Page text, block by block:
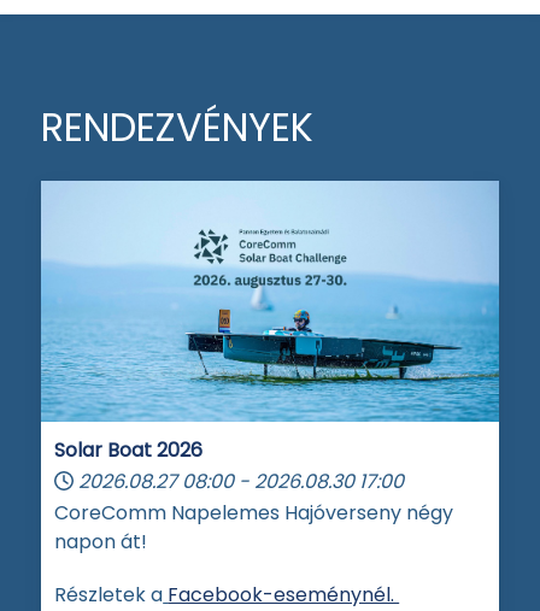
RENDEZVÉNYEK
Solar Boat 2026
2026.08.27 08:00 - 2026.08.30 17:00
CoreComm Napelemes Hajóverseny négy
napon át!
Részletek a Facebook-eseménynél.